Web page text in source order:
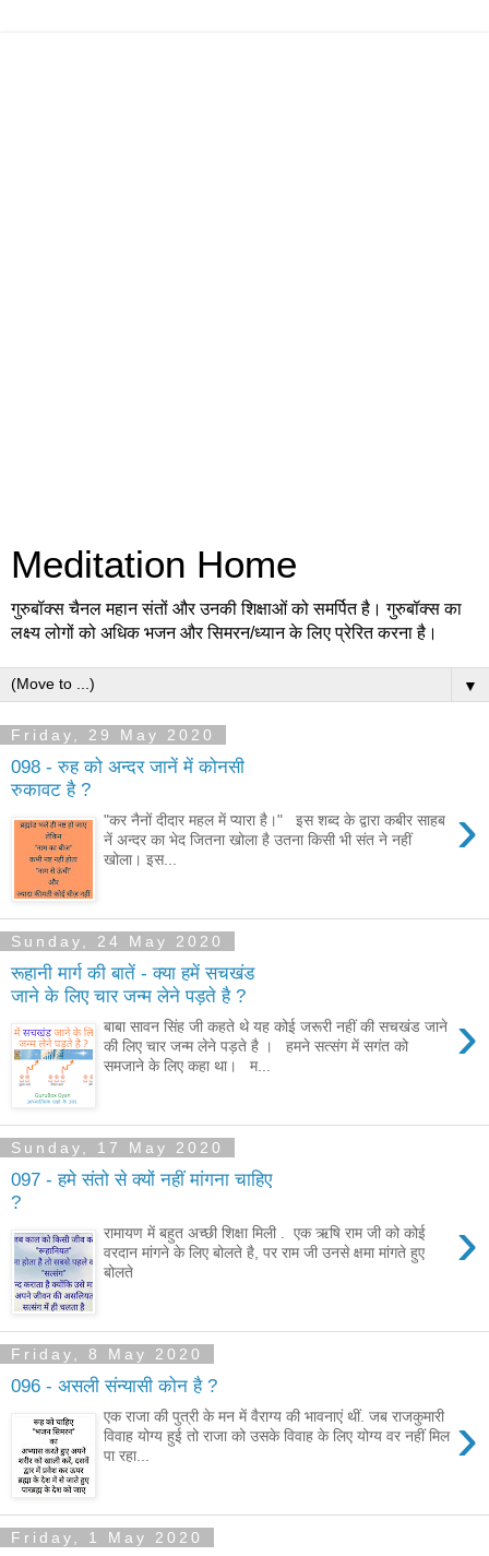
Meditation Home
गुरुबॉक्स चैनल महान संतों और उनकी शिक्षाओं को समर्पित है। गुरुबॉक्स का
लक्ष्य लोगों को अधिक भजन और सिमरन/ध्यान के लिए प्रेरित करना है।
▼
Friday, 29 May 2020
098 - रुह को अन्दर जानें में कोनसी
रुकावट है ?
›
"कर नैनों दीदार महल में प्यारा है।" इस शब्द के द्वारा कबीर साहब
नें अन्दर का भेद जितना खोला है उतना किसी भी संत ने नहीं
खोला। इस...
Sunday, 24 May 2020
रूहानी मार्ग की बातें - क्या हमें सचखंड
जाने के लिए चार जन्म लेने पड़ते है ?
›
बाबा सावन सिंह जी कहते थे यह कोई जरूरी नहीं की सचखंड जाने
की लिए चार जन्म लेने पड़ते है । हमने सत्संग में सगंत को
समजाने के लिए कहा था। म...
Sunday, 17 May 2020
097 - हमे संतो से क्यों नहीं मांगना चाहिए
?
›
रामायण में बहुत अच्छी शिक्षा मिली . एक ऋषि राम जी को कोई
वरदान मांगने के लिए बोलते है, पर राम जी उनसे क्षमा मांगते हुए
बोलते
Friday, 8 May 2020
096 - असली संन्यासी कोन है ?
›
एक राजा की पुत्री के मन में वैराग्य की भावनाएं थीं. जब राजकुमारी
विवाह योग्य हुई तो राजा को उसके विवाह के लिए योग्य वर नहीं मिल
पा रहा...
Friday, 1 May 2020